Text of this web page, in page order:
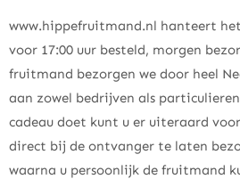
www.hippefruitmand.nl hanteert
voor 17:00 uur besteld, morgen
fruitmand bezorgen we door heel
aan zowel bedrijven als
cadeau doet kunt u er uiteraard
direct bij de ontvanger te laten
waarna u persoonlijk de fruitmand